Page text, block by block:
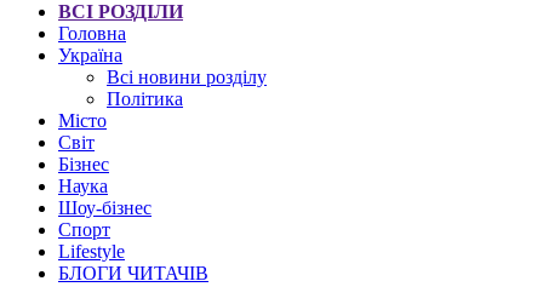
ВСІ РОЗДІЛИ
Головна
Україна
Всі новини розділу
Політика
Місто
Світ
Бізнес
Наука
Шоу-бізнес
Спорт
Lifestyle
БЛОГИ ЧИТАЧІВ